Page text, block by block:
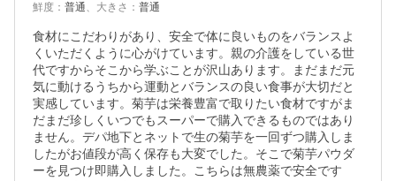
鮮度 ： 普通、 大きさ ： 普通
食材にこだわりがあり、安全で体に良いものをバランスよ
くいただくように心がけています。親の介護をしている世
代ですからそこから学ぶことが沢山あります。まだまだ元
気に動けるうちから運動とバランスの良い食事が大切だと
実感しています。菊芋は栄養豊富で取りたい食材ですがま
だまだ珍しくいつでもスーパーで購入できるものではあり
ません。デパ地下とネットで生の菊芋を一回ずつ購入しま
したがお値段が高く保存も大変でした。そこで菊芋パウダ
ーを見つけ即購入しました。こちらは無農薬で安全です